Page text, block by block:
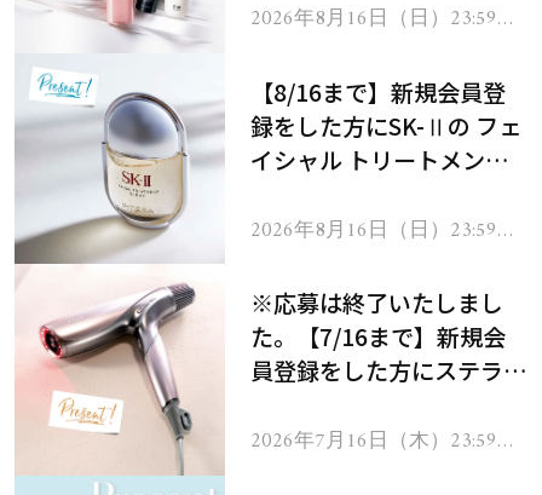
2026年8月16日（日）23:59ま
【8/16まで】新規会員登
録をした方にSK-Ⅱの フェ
イシャル トリートメント
2026年8月16日（日）23:59ま
※応募は終了いたしまし
た。【7/16まで】新規会
員登録をした方にステラボ
ヘアドライヤー ジュエル
2026年7月16日（木）23:59ま